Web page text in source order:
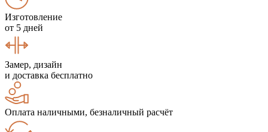
Изготовление
от 5 дней
Замер, дизайн
и доставка бесплатно
Оплата наличными, безналичный расчёт